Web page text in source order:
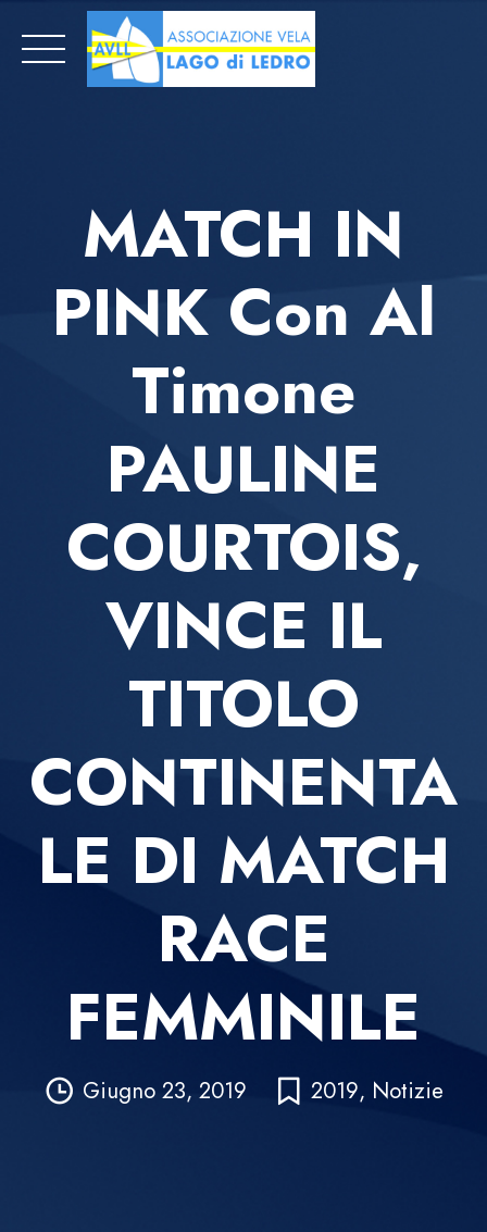
content
MATCH IN
PINK Con Al
Timone
PAULINE
COURTOIS,
VINCE IL
TITOLO
CONTINENTA
LE DI MATCH
RACE
FEMMINILE
Giugno 23, 2019 2019, Notizie